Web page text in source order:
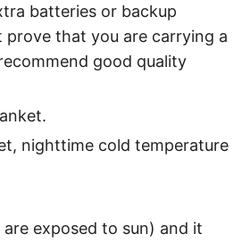
batteries or backup
prove that you are carrying a
good quality
nighttime cold temperature
are exposed to sun) and it